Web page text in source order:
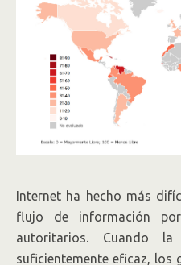
Internet ha hecho más
flujo de información
autoritarios. Cuando
suficientemente eficaz, los